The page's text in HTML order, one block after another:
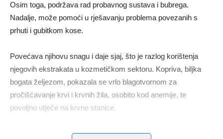
Osim toga, podržava rad probavnog sustava i bubrega.
Nadalje, može pomoći u rješavanju problema povezanih s
prhuti i gubitkom kose.
Povećava njihovu snagu i daje sjaj, što je razlog korištenja
njegovih ekstrakata u kozmetičkom sektoru. Kopriva, biljka
bogata željezom, pokazala se vrlo blagotvornom za
pročišćavanje krvi i krvnih žila, osobito kod anemije, te
povoljno utječe na krvne stanice.
Čaj od koprive može se piti i tijekom epizoda prehlade ili